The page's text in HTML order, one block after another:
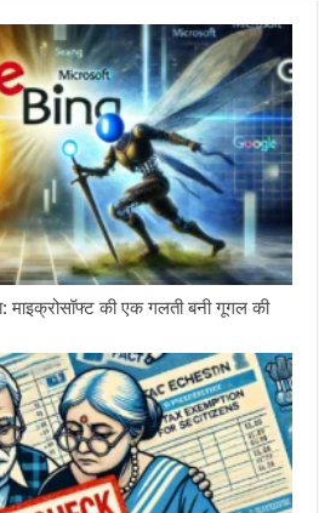
माइक्रोसॉफ्ट की एक गलती बनी गूगल की